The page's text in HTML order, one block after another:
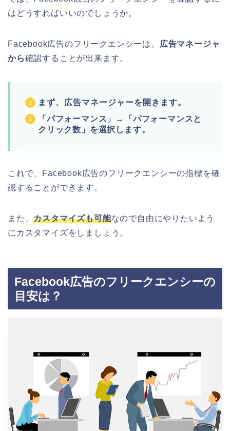
はどうすればいいのでしょうか。
Facebook広告のフリークエンシーは、 広告マネージャ
から確認することが出来ます。
まず、広告マネージャーを開きます。
「パフォーマンス」→「パフォーマンスと
クリック数」を選択します。
これで、Facebook広告のフリークエンシーの指標を確
認することができます。
また、カスタマイズも可能なので自由にやりたいよう
にカスタマイズをしましょう。
Facebook広告のフリークエンシーの
目安は？